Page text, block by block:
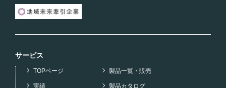
サービス
TOPページ 製品一覧・販売
実績 製品カタログ